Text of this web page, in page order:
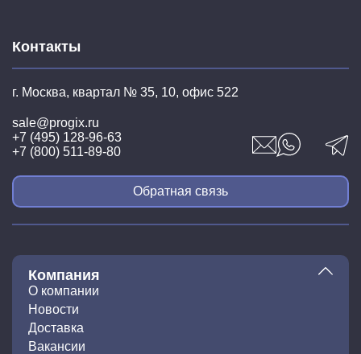
Контакты
г. Москва, квартал № 35, 10, офис 522
sale@progix.ru
+7 (495) 128-96-63
+7 (800) 511-89-80
Обратная связь
Компания
О компании
Новости
Доставка
Вакансии